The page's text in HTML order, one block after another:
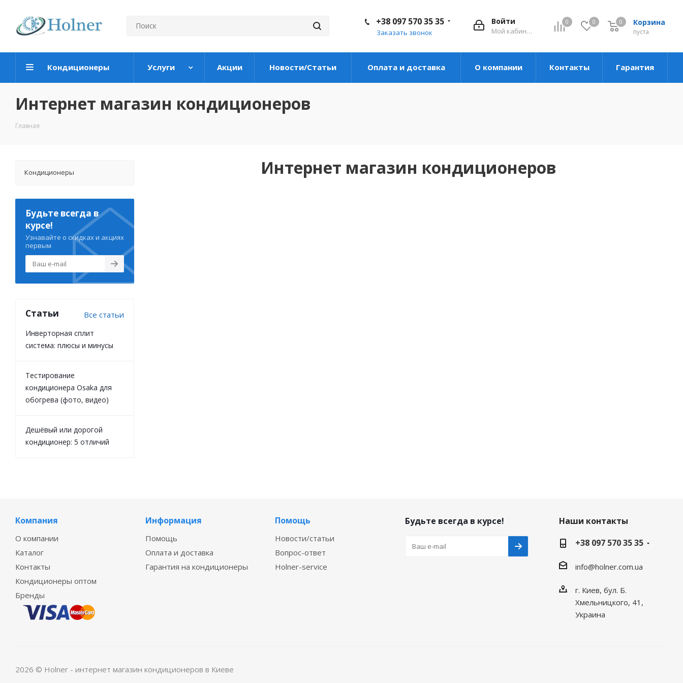
0 0 Корзина
пуста
0
Войти
Мой кабинет
+38 097 570 35 35
Заказать звонок
Кондиционеры Услуги Акции Новости/Статьи Оплата и доставка О компании Контакты Гарантия
Интернет магазин кондиционеров
Главная
Интернет магазин кондиционеров
Кондиционеры
Будьте всегда в
курсе!
Узнавайте о скидках и акциях
первым
Статьи Все статьи
Инверторная сплит
система: плюсы и минусы
Тестирование
кондиционера Osaka для
обогрева (фото, видео)
Дешёвый или дорогой
кондиционер: 5 отличий
Компания
О компании
Каталог
Контакты
Кондиционеры оптом
Бренды
Информация
Помощь
Оплата и доставка
Гарантия на кондиционеры
Помощь
Новости/статьи
Вопрос-ответ
Holner-service
Будьте всегда в курсе!
Наши контакты
+38 097 570 35 35
info@holner.com.ua
г. Киев, бул. Б.
Хмельницкого, 41,
Украина
2026 © Holner - интернет магазин кондиционеров в Киеве